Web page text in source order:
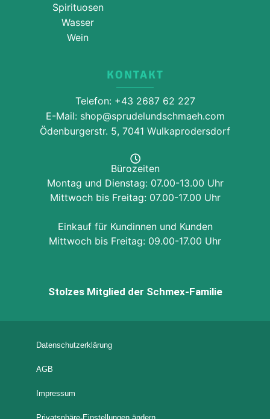
Spirituosen
Wasser
Wein
KONTAKT
Telefon: +43 2687 62 227
E-Mail: shop@sprudelundschmaeh.com
Ödenburgerstr. 5, 7041 Wulkaprodersdorf
Bürozeiten
Montag und Dienstag: 07.00-13.00 Uhr
Mittwoch bis Freitag: 07.00-17.00 Uhr
Einkauf für Kundinnen und Kunden
Mittwoch bis Freitag: 09.00-17.00 Uhr
Stolzes Mitglied der Schmex-Familie
Datenschutzerklärung
AGB
Impressum
Privatsphäre-Einstellungen ändern